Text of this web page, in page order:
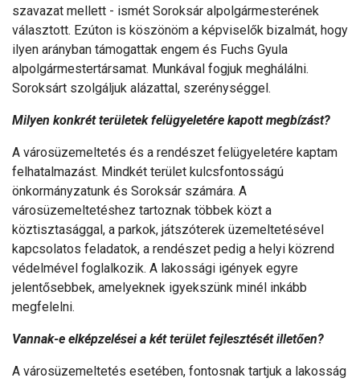
szavazat mellett - ismét Soroksár alpolgármesterének
választott. Ezúton is köszönöm a képviselők bizalmát, hogy
ilyen arányban támogattak engem és Fuchs Gyula
alpolgármestertársamat. Munkával fogjuk meghálálni.
Soroksárt szolgáljuk alázattal, szerénységgel.
Milyen konkrét területek felügyeletére kapott megbízást?
A városüzemeltetés és a rendészet felügyeletére kaptam
felhatalmazást. Mindkét terület kulcsfontosságú
önkormányzatunk és Soroksár számára. A
városüzemeltetéshez tartoznak többek közt a
köztisztasággal, a parkok, játszóterek üzemeltetésével
kapcsolatos feladatok, a rendészet pedig a helyi közrend
védelmével foglalkozik. A lakossági igények egyre
jelentősebbek, amelyeknek igyekszünk minél inkább
megfelelni.
Vannak-e elképzelései a két terület fejlesztését illetően?
A városüzemeltetés esetében, fontosnak tartjuk a lakosság